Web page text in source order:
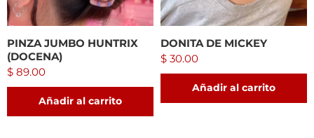
PINZA JUMBO HUNTRIX
(DOCENA)
$ 89.00
Añadir al carrito
DONITA DE MICKEY
$ 30.00
Añadir al carrito